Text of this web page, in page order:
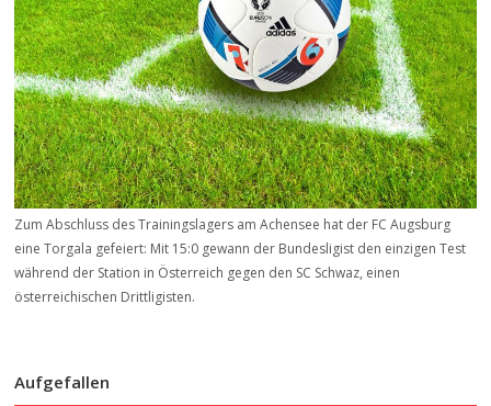
Zum Abschluss des Trainingslagers am Achensee hat der FC Augsburg
eine Torgala gefeiert: Mit 15:0 gewann der Bundesligist den einzigen Test
während der Station in Österreich gegen den SC Schwaz, einen
österreichischen Drittligisten.
Aufgefallen